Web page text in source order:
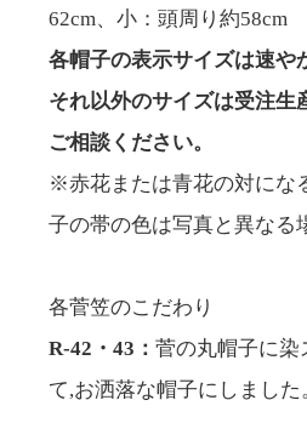
62cm、小：頭周り約58cm
各帽子の表示サイズは速や
それ以外のサイズは受注生
ご相談ください。
※赤花または青花の対にな
子の帯の色は写真と異なる
各菅笠のこだわり
R-42・43： 菅の丸帽子に染
て,お洒落な帽子にしました